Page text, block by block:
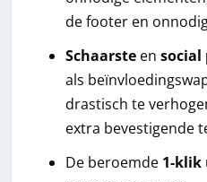
de footer en
Schaarste ensocial
als
drastisch te
extra bevestigende
De beroemde 1-klik